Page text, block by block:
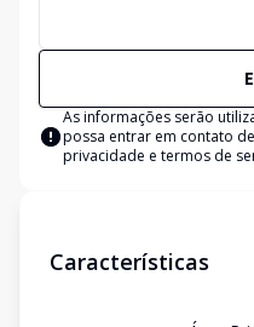
As informações serão
possa entrar em contato
privacidade e termos de
Características